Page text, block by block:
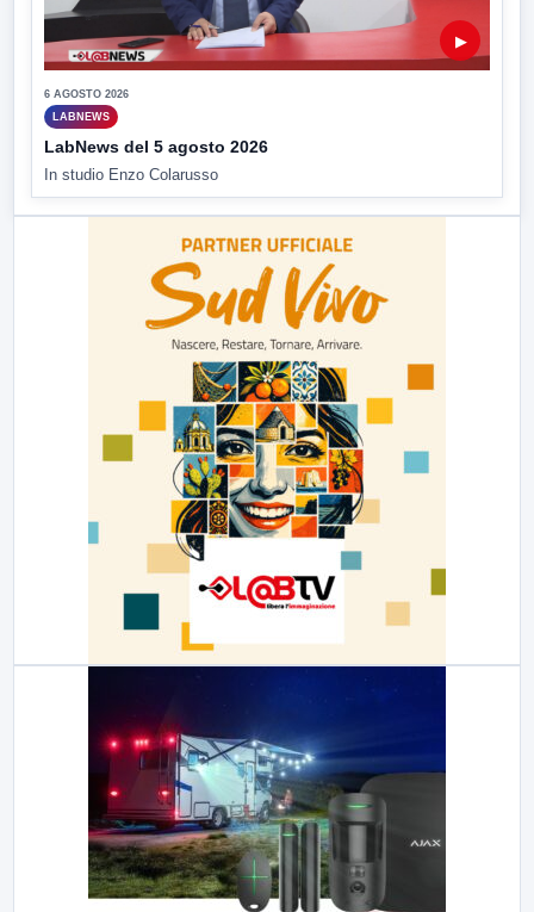
▶
6 AGOSTO 2026
LABNEWS
LabNews del 5 agosto 2026
In studio Enzo Colarusso